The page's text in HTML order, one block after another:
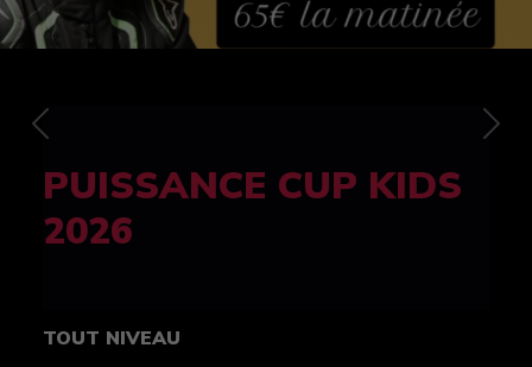
FELINE CUP 100%
féminine
TOUT NIVEAU
Previous Next